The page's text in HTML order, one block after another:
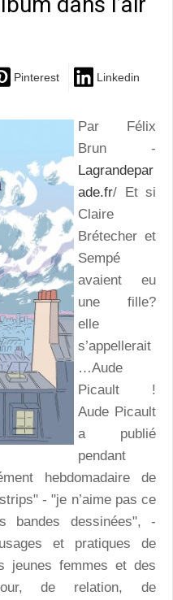
Pinterest Linkedin
Par Félix
Brun -
Lagrandepar
ade.fr/ Et si
Claire
Brétecher et
Sempé
avaient eu
une fille?
elle
s’appellerait
…Aude
Picault !
Aude Picault
a publié
pendant
hebdomadaire de
- "je n’aime pas ce
bandes dessinées", -
et pratiques de
jeunes femmes et des
de relation, de